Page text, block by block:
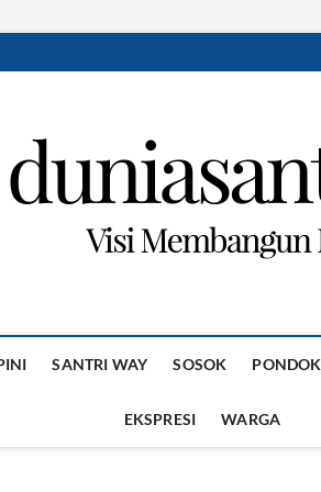
SANTRI WAY SOSOK PONDOK
EKSPRESI WARGA